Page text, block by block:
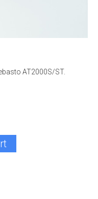
АТ2000S/ST.